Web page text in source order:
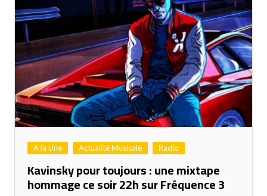
A la Une Actualité Musicale Radio
Kavinsky pour toujours : une mixtape
hommage ce soir 22h sur Fréquence 3